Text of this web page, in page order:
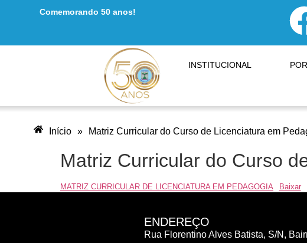
Comemorando 50 anos!
INSTITUCIONAL
Início » Matriz Curricular do Curso de Licenciatura em
Matriz Curricular do Curso
MATRIZ CURRICULAR DE LICENCIATURA EM PEDAGOGIA Baixar
ENDEREÇO
Rua Florentino Alves Batista, S/N,